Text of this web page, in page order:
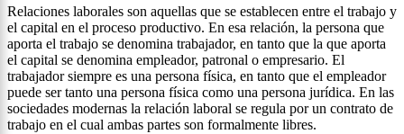
Relaciones laborales son aquellas que se establecen entre el trabajo y
el capital en el proceso productivo. En esa relación, la persona que
aporta el trabajo se denomina trabajador, en tanto que la que aporta
el capital se denomina empleador, patronal o empresario. El
trabajador siempre es una persona física, en tanto que el empleador
puede ser tanto una persona física como una persona jurídica. En las
sociedades modernas la relación laboral se regula por un contrato de
trabajo en el cual ambas partes son formalmente libres.